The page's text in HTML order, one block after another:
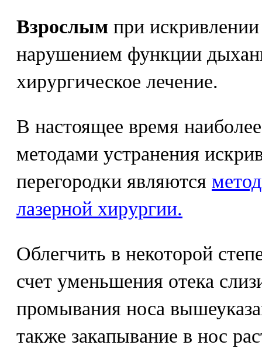
Взрослым при
нарушением функции
хирургическое лечение.
В настоящее время
методами устранения
перегородки являются
лазерной хирургии.
Облегчить в некоторой
счет уменьшения отека
промывания носа
также закапывание в нос